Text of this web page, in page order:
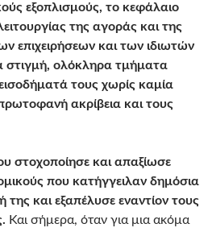
εξοπλισμούς, το κεφάλαιο
της αγοράς και της
επιχειρήσεων και των ιδιωτών
στιγμή, ολόκληρα τμήματα
τους χωρίς καμία
ακρίβεια και τους
στοχοποίησε και απαξίωσε
που κατήγγειλαν δημόσια
της και εξαπέλυσε εναντίον τους
Και σήμερα, όταν για μια ακόμα